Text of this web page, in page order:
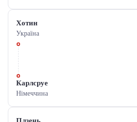
Хотин
Україна
Карлсруе
Німеччина